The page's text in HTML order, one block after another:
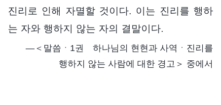
진리로 인해 자멸할 것이다. 이는 진리를 행하
는 자와 행하지 않는 자의 결말이다.
―＜말씀ㆍ1권 하나님의 현현과 사역ㆍ진리를
행하지 않는 사람에 대한 경고＞ 중에서